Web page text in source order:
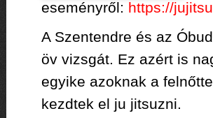
eseményről: https://
A Szentendre és az
öv vizsgát. Ez azért is
egyike azoknak a
kezdtek el ju jitsuzni.